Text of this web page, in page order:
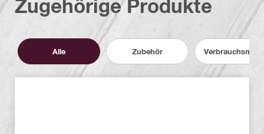
Zugehörige Produkte
Alle Zubehör